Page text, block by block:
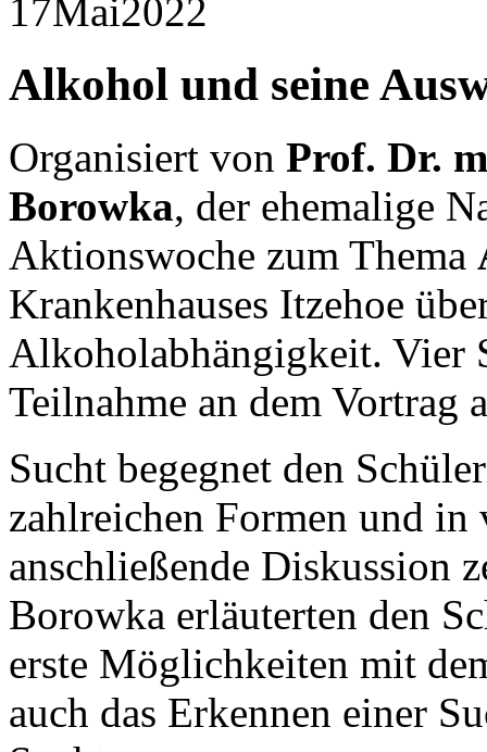
17Mai2022
Alkohol und seine
Organisiert von Prof. Dr.
Borowka, der ehemalige
Aktionswoche zum Thema
Krankenhauses Itzehoe
Alkoholabhängigkeit. Vier
Teilnahme an dem Vortrag
Sucht begegnet den
zahlreichen Formen und
anschließende Diskussion
Borowka erläuterten den
erste Möglichkeiten mit
auch das Erkennen einer